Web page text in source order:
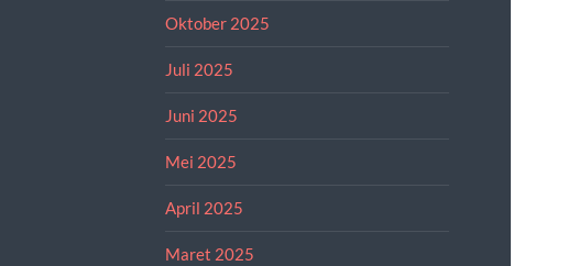
Oktober 2025
Juli 2025
Juni 2025
Mei 2025
April 2025
Maret 2025